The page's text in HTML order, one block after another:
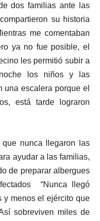
dos familias ante las
su historia
me comentaban
ya no fue posible, el
les permitió subir a
los niños y las
una escalera porque el
está tarde lograron
que nunca llegaron las
ayudar a las familias,
de preparar albergues
“Nunca llegó
y menos el ejército que
sobreviven miles de